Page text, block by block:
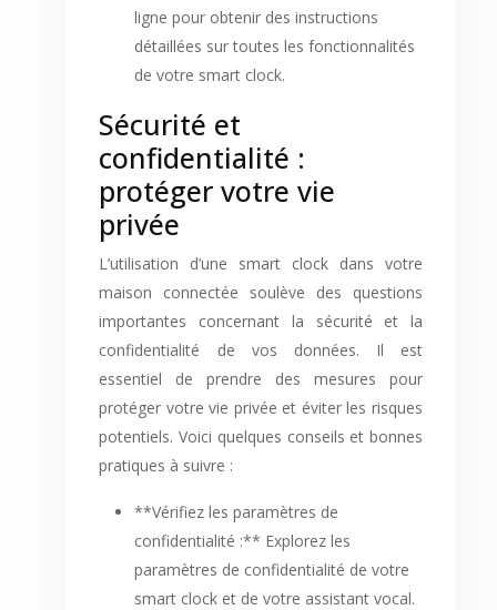
ligne pour obtenir des instructions
détaillées sur toutes les fonctionnalités
de votre smart clock.
Sécurité et
confidentialité :
protéger votre vie
privée
L’utilisation d’une smart clock dans votre
maison connectée soulève des questions
importantes concernant la sécurité et la
confidentialité de vos données. Il est
essentiel de prendre des mesures pour
protéger votre vie privée et éviter les risques
potentiels. Voici quelques conseils et bonnes
pratiques à suivre :
**Vérifiez les paramètres de
confidentialité :** Explorez les
paramètres de confidentialité de votre
smart clock et de votre assistant vocal.